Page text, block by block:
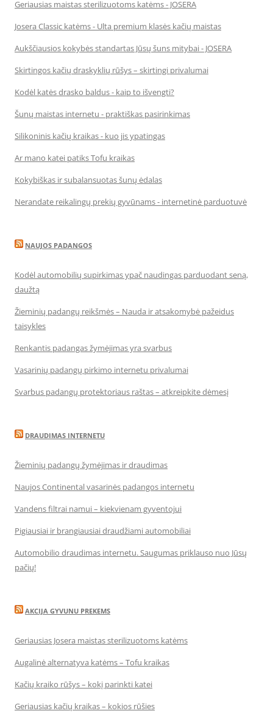
Geriausias maistas sterilizuotoms katėms - JOSERA
Josera Classic katėms - Ulta premium klasės kačių maistas
Aukščiausios kokybės standartas Jūsų šuns mitybai - JOSERA
Skirtingos kačių draskyklių rūšys – skirtingi privalumai
Kodėl katės drasko baldus - kaip to išvengti?
Šunų maistas internetu - praktiškas pasirinkimas
Silikoninis kačių kraikas - kuo jis ypatingas
Ar mano katei patiks Tofu kraikas
Kokybiškas ir subalansuotas šunų ėdalas
Nerandate reikalingų prekių gyvūnams - internetinė parduotuvė
NAUJOS PADANGOS
Kodėl automobilių supirkimas ypač naudingas parduodant seną,
daužtą
Žieminių padangų reikšmės – Nauda ir atsakomybė pažeidus
taisykles
Renkantis padangas žymėjimas yra svarbus
Vasarinių padangų pirkimo internetu privalumai
Svarbus padangų protektoriaus raštas – atkreipkite dėmesį
DRAUDIMAS INTERNETU
Žieminių padangų žymėjimas ir draudimas
Naujos Continental vasarinės padangos internetu
Vandens filtrai namui – kiekvienam gyventojui
Pigiausiai ir brangiausiai draudžiami automobiliai
Automobilio draudimas internetu. Saugumas priklauso nuo Jūsų
pačių!
AKCIJA GYVUNU PREKEMS
Geriausias Josera maistas sterilizuotoms katėms
Augalinė alternatyva katėms – Tofu kraikas
Kačių kraiko rūšys – kokį parinkti katei
Geriausias kačių kraikas – kokios rūšies